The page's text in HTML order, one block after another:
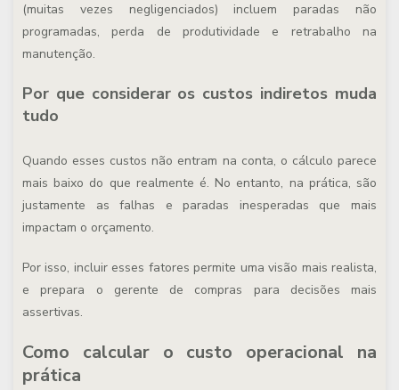
(muitas vezes negligenciados) incluem paradas não
programadas, perda de produtividade e retrabalho na
manutenção.
Por que considerar os custos indiretos muda
tudo
Quando esses custos não entram na conta, o cálculo parece
mais baixo do que realmente é. No entanto, na prática, são
justamente as falhas e paradas inesperadas que mais
impactam o orçamento.
Por isso, incluir esses fatores permite uma visão mais realista,
e prepara o gerente de compras para decisões mais
assertivas.
Como calcular o custo operacional na
prática